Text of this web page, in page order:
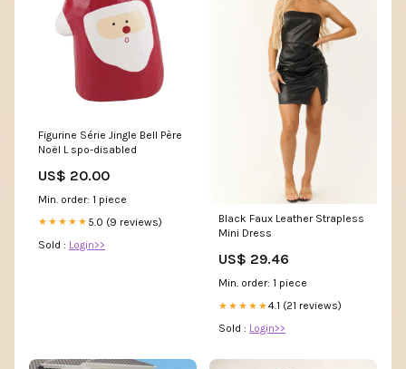
Figurine Série Jingle Bell Père
Noël L spo-disabled
US$ 20.00
Min. order: 1 piece
★★★★★ 5.0 (9 reviews)
Sold : Login>>
Black Faux Leather Strapless
Mini Dress
US$ 29.46
Min. order: 1 piece
★★★★★4.1 (21 reviews)
Sold : Login>>